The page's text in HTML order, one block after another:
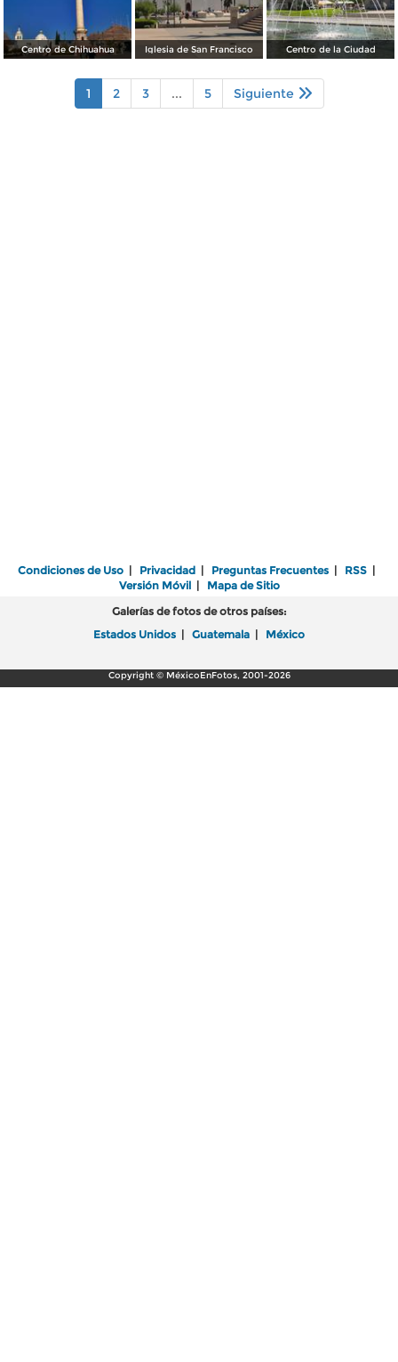
Centro de Chihuahua Iglesia de San Francisco Centro de la Ciudad
1 2 3 ... 5 Siguiente
Condiciones de Uso | Privacidad | Preguntas Frecuentes | RSS |
Versión Móvil| Mapa de Sitio
Galerías de fotos de otros países:
Estados Unidos | Guatemala | México
Copyright © MéxicoEnFotos, 2001-2026